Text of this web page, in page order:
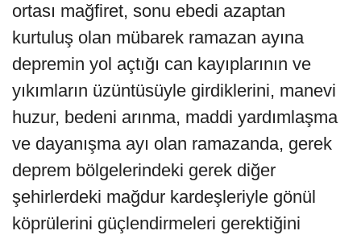
ortası mağfiret, sonu ebedi azaptan
kurtuluş olan mübarek ramazan ayına
depremin yol açtığı can kayıplarının ve
yıkımların üzüntüsüyle girdiklerini, manevi
huzur, bedeni arınma, maddi yardımlaşma
ve dayanışma ayı olan ramazanda, gerek
deprem bölgelerindeki gerek diğer
şehirlerdeki mağdur kardeşleriyle gönül
köprülerini güçlendirmeleri gerektiğini